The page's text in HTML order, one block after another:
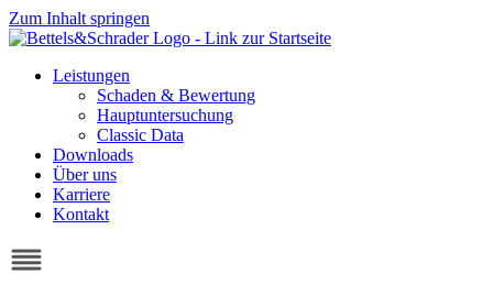
Zum Inhalt springen
Leistungen
Schaden & Bewertung
Hauptuntersuchung
Classic Data
Downloads
Über uns
Karriere
Kontakt